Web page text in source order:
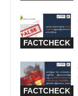
FACTCHECK
FACTCHECK